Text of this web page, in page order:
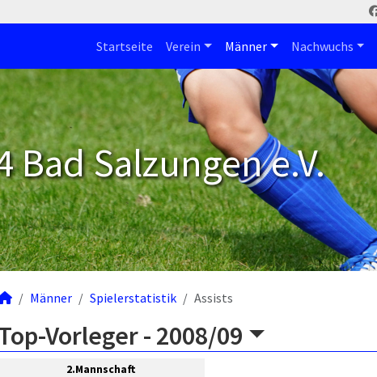
Startseite Verein Männer Nachwuchs
Bad Salzungen e.V.
Männer Spielerstatistik Assists
Vorleger -2008/09
2.Mannschaft